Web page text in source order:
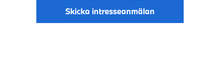
Skicka intresseanmälan